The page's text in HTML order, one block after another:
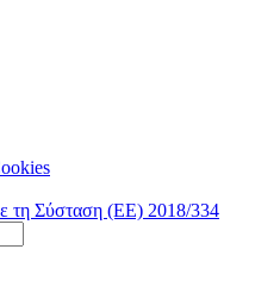
τη Σύσταση (ΕΕ) 2018/334